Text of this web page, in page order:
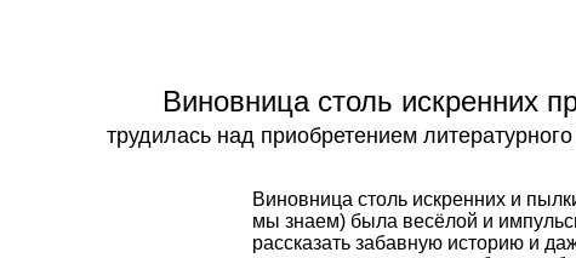
Виновница столь искренних
трудилась над приобретением
Виновница столь искренних и
мы знаем) была весёлой и
рассказать забавную историю и